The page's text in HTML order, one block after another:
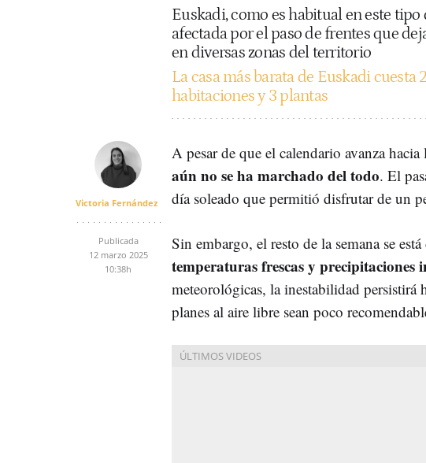
Euskadi, como es habitual en este
afectada por el paso de frentes que
en diversas zonas del territorio
La casa más barata de Euskadi
habitaciones y 3 plantas
Victoria Fernández
Publicada
12 marzo 2025
10:38h
A pesar de que el calendario avanza hacia
aún no se ha marchado del todo. El
día soleado que permitió disfrutar de un
Sin embargo, el resto de la semana se
temperaturas frescas y precipitaciones
meteorológicas, la inestabilidad
planes al aire libre sean poco